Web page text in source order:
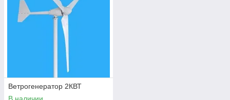
Ветрогенератор 2КВТ